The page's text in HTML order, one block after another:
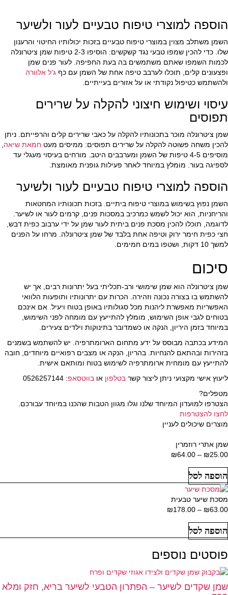
⁦₪440.00⁩
הוספה למוצרי טיפוח טבעיים לעור ולשיער
השמן משתלב מצוין במוצרי טיפוח טבעיים בזכות יכולותיו החיטוי והרענון
שלו. כדי להכין שמפו טבעי נגד קשקשים: הוסיפו 2-3 טיפות שמן ציטרונלה
לכמות השמפו שאתם משתמשים בה בעת החפיפה. לעור פנים שמן
ופצעונים קלים, תוכלו לערבב טיפה אחת של השמן עם כף ג’ל אלוורה
ולהשתמש כטיפול נקודתי או על אזורים בעייתיים.
עיסוי ושימוש חיצוני להקלה על שרירים
תפוסים
שמן ציטרונלה מוכר בתכונותיו להקלה על כאבי שרירים קלים והרפייתם. ניתן
להכין משחה פשוטה להקלה על שרירים תפוסים: ממיסים מעט חמאת שיאה,
מוסיפים 4-5 טיפות של השמן ומערבבים היטב. מורחים בעיסוי מעגלי עד
לספיגה בעור. מומלץ במיוחד לאחר פעילות גופנית מאומצת.
הוספה למוצרי טיפוח טבעיים לעור ולשיער
השמן נפוץ בשימוש במוצרי טיפוח ביתיים. בזכות תכונותיו המחטאות
והריחניות, הוא יכול לשמש כמרכיב במסכות פנים, קרמים לעור או לשיער.
לדוגמה, תוכלו להכין מסכת פנים ביתית לעור שמן על ידי ערבוב כפית דבש,
חצי כפית חימר ירוק וטיפה אחת בלבד של שמן ציטרונלה. מרחו על הפנים
למשך 10 דקות, ושטפו במים חמימים.
סיכום
שמן ציטרונלה הוא שמן שימושי ורב-תכליתי בעל יתרונות רבים, אך יש
להשתמש בו בצורה נכונה וזהירה. הכרות עם יתרונותיו ותופעות הלוואי
האפשריות מאפשרת ליהנות מכל סגולותיו באופן בטוח ויעיל. אם אינכם
בטוחים לגבי אופן השימוש, מומלץ להתייעץ עם מומחה לפני השימוש,
במיוחד בזמן היריון, הנקה או כשמדובר בתינוקות וילדים צעירים.
המידע בכתבה מבוסס על ידע מתחום הארומתרפיה. יש להשתמש בשמנים
בזהירות ובהתאם להנחיות. בהריון, הנקה או מצבים רפואיים מיוחדים, חובה
להתייעץ עם מומחית ארומתרפיה לשימוש בטוח ומותאם אישית.
ליעוץ אישי מקצועי ניתן ליצור קשר בטלפון או בווטסאפ: 0526257144
מטפלים?
הצטרפו למועדון המיוחד שלנו וגלו מגוון הטבות שהכנו במיוחד עבורכם.
לחצו להצטרפות
מוצרים שיכולים לעניין
שמן אתרי רוזמרין
₪25.00
–
₪64.00
עד
הוספה לסל
מסכת שיער טבעית
₪63.00
–
₪178.00
עד
הוספה לסל
פוסטים נוספים
שמן שקדים לשיער – הפתרון הטבעי לשיער בריא, חזק ומלא